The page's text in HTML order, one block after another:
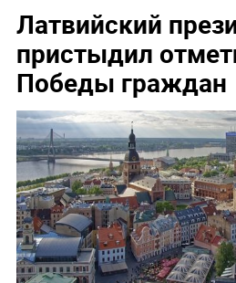
Латвийский
пристыдил
Победы граждан